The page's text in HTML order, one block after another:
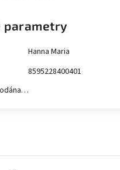
parametry
Hanna Maria
8595228400401